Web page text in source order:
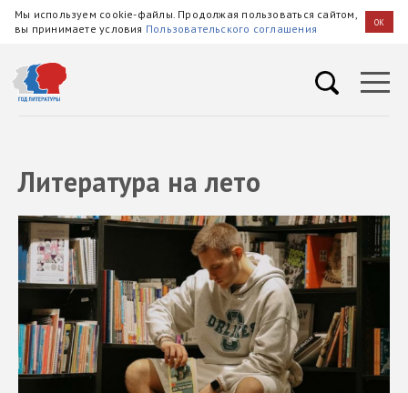
Мы используем cookie-файлы. Продолжая пользоваться сайтом,
вы принимаете условия Пользовательского соглашения OK
Литература на лето